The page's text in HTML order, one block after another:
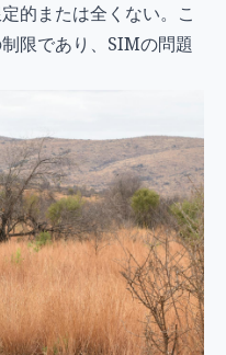
的または全くない。こ
限であり、SIMの問題